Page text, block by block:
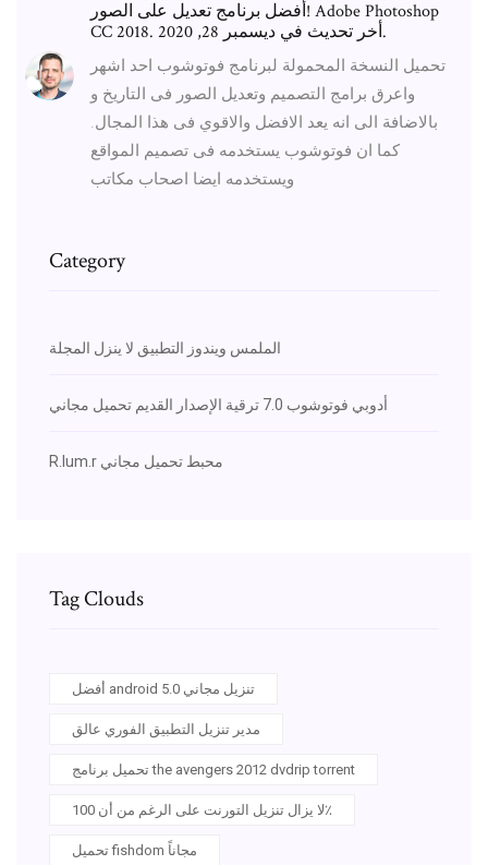
أفضل برنامج تعديل على الصور! Adobe Photoshop
CC 2018. أخر تحديث في ديسمبر 28, 2020.
تحميل النسخة المحمولة لبرنامج فوتوشوب احد اشهر
واعرق برامج التصميم وتعديل الصور فى التاريخ و
بالاضافة الى انه يعد الافضل والاقوي فى هذا المجال.
كما ان فوتوشوب يستخدمه فى تصميم المواقع
ويستخدمه ايضا اصحاب مكاتب
Category
الملمس ويندوز التطبيق لا ينزل المجلة
أدوبي فوتوشوب 7.0 ترقية الإصدار القديم تحميل مجاني
R.lum.r محبط تحميل مجاني
Tag Clouds
أفضل android 5.0 تنزيل مجاني
مدير تنزيل التطبيق الفوري عالق
تحميل برنامج the avengers 2012 dvdrip torrent
لا يزال تنزيل التورنت على الرغم من أن 100٪
تحميل fishdom مجاناً